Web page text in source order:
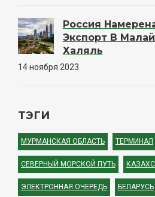
Россия
Экспорт В
Халяль
14 ноября 2023
ТЭГИ
МУРМАНСКАЯ ОБЛАСТЬ ТЕРМИНАЛ
СЕВЕРНЫЙ МОРСКОЙ ПУТЬ
ЭЛЕКТРОННАЯ ОЧЕРЕДЬ БЕЛАРУСЬ